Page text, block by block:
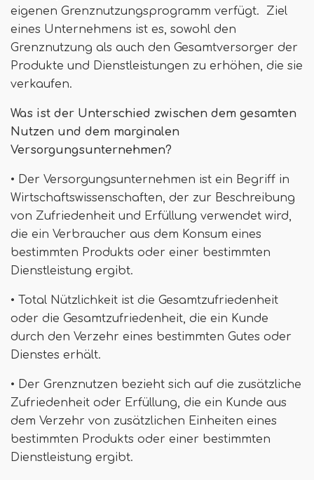
eigenen Grenznutzungsprogramm verfügt. Ziel
eines Unternehmens ist es, sowohl den
Grenznutzung als auch den Gesamtversorger der
Produkte und Dienstleistungen zu erhöhen, die sie
verkaufen.
Was ist der Unterschied zwischen dem gesamten
Nutzen und dem marginalen
Versorgungsunternehmen?
• Der Versorgungsunternehmen ist ein Begriff in
Wirtschaftswissenschaften, der zur Beschreibung
von Zufriedenheit und Erfüllung verwendet wird,
die ein Verbraucher aus dem Konsum eines
bestimmten Produkts oder einer bestimmten
Dienstleistung ergibt.
• Total Nützlichkeit ist die Gesamtzufriedenheit
oder die Gesamtzufriedenheit, die ein Kunde
durch den Verzehr eines bestimmten Gutes oder
Dienstes erhält.
• Der Grenznutzen bezieht sich auf die zusätzliche
Zufriedenheit oder Erfüllung, die ein Kunde aus
dem Verzehr von zusätzlichen Einheiten eines
bestimmten Produkts oder einer bestimmten
Dienstleistung ergibt.